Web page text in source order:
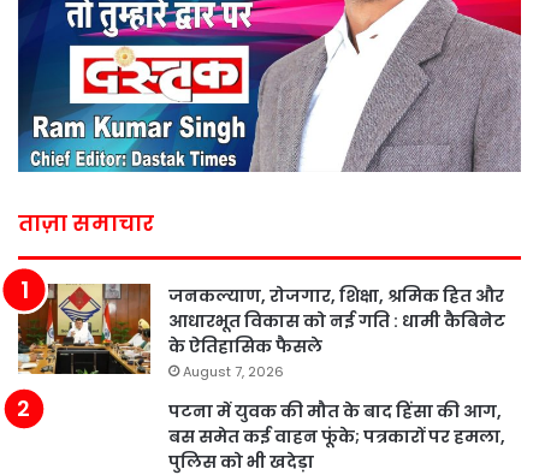
ताज़ा समाचार
जनकल्याण, रोजगार, शिक्षा, श्रमिक हित और
आधारभूत विकास को नई गति : धामी कैबिनेट
के ऐतिहासिक फैसले
August 7, 2026
पटना में युवक की मौत के बाद हिंसा की आग,
बस समेत कई वाहन फूंके; पत्रकारों पर हमला,
पुलिस को भी खदेड़ा